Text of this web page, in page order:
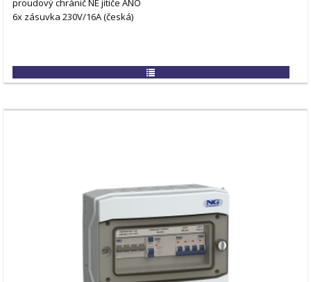
proudový chránič NE jitiče ANO
6x zásuvka 230V/16A (česká)